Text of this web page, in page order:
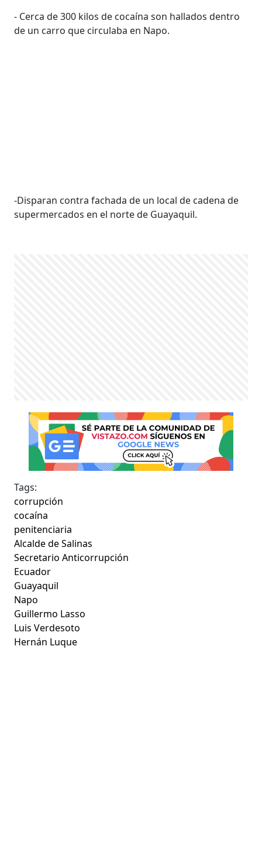
- Cerca de 300 kilos de cocaína son hallados dentro
de un carro que circulaba en Napo.
-Disparan contra fachada de un local de cadena de
supermercados en el norte de Guayaquil.
Tags:
corrupción
cocaína
penitenciaria
Alcalde de Salinas
Secretario Anticorrupción
Ecuador
Guayaquil
Napo
Guillermo Lasso
Luis Verdesoto
Hernán Luque